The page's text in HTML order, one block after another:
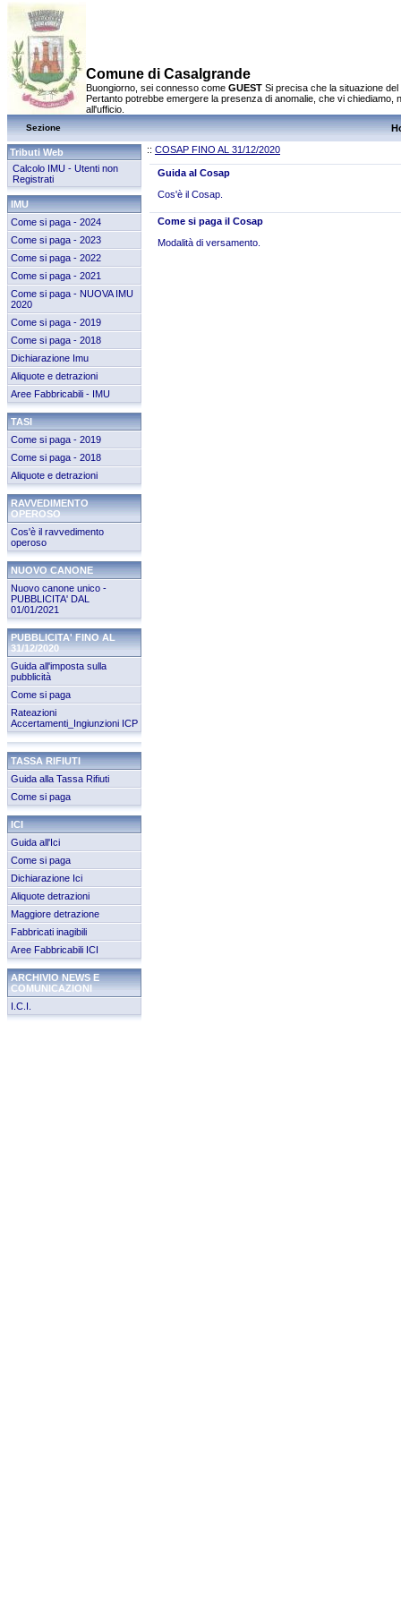
Comune di Casalgrande
Buongiorno, sei connesso come GUEST Si precisa che la situazione
Pertanto potrebbe emergere la presenza di anomalie, che vi chiediamo,
all'ufficio.
Sezione
Tributi Web
Calcolo IMU - Utenti non
Registrati
IMU
Come si paga - 2024
Come si paga - 2023
Come si paga - 2022
Come si paga - 2021
Come si paga - NUOVA IMU
2020
Come si paga - 2019
Come si paga - 2018
Dichiarazione Imu
Aliquote e detrazioni
Aree Fabbricabili - IMU
TASI
Come si paga - 2019
Come si paga - 2018
Aliquote e detrazioni
RAVVEDIMENTO
OPEROSO
Cos'è il ravvedimento
operoso
NUOVO CANONE
Nuovo canone unico -
PUBBLICITA' DAL
01/01/2021
PUBBLICITA' FINO AL
31/12/2020
Guida all'imposta sulla
pubblicità
Come si paga
Rateazioni
Accertamenti_Ingiunzioni ICP
TASSA RIFIUTI
Guida alla Tassa Rifiuti
Come si paga
ICI
Guida all'Ici
Come si paga
Dichiarazione Ici
Aliquote detrazioni
Maggiore detrazione
Fabbricati inagibili
Aree Fabbricabili ICI
ARCHIVIO NEWS E
COMUNICAZIONI
I.C.I.
:: COSAP FINO AL 31/12/2020
Guida al Cosap
Cos'è il Cosap.
Come si paga il Cosap
Modalità di versamento.